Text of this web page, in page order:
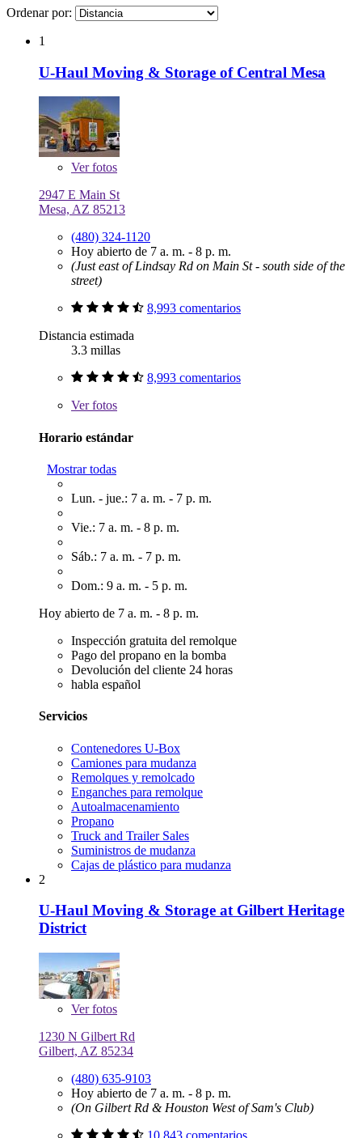
Ordenar por:
1
U-Haul Moving & Storage of Central Mesa
Verfotos
2947 E Main St
Mesa, AZ 85213
(480) 324-1120
Hoy abierto de 7 a. m. - 8 p. m.
(Just east of Lindsay Rd on Main St - south side of the
street)
8,993 comentarios
Distancia estimada
3.3 millas
8,993 comentarios
Verfotos
Horario estándar
Mostrar todas
Lun. - jue.: 7 a. m. - 7 p. m.
Vie.: 7 a. m. - 8 p. m.
Sáb.: 7 a. m. - 7 p. m.
Dom.: 9 a. m. - 5 p. m.
Hoy abierto de 7 a. m. - 8 p. m.
Inspección gratuita del remolque
Pago del propano en la bomba
Devolución del cliente 24 horas
habla español
Servicios
Contenedores U-Box
Camiones para mudanza
Remolques y remolcado
Enganches para remolque
Autoalmacenamiento
Propano
Truck and Trailer Sales
Suministros de mudanza
Cajas de plástico para mudanza
2
U-Haul Moving & Storage at Gilbert Heritage
District
Verfotos
1230 N Gilbert Rd
Gilbert, AZ 85234
(480) 635-9103
Hoy abierto de 7 a. m. - 8 p. m.
(On Gilbert Rd & Houston West of Sam's Club)
10,843 comentarios